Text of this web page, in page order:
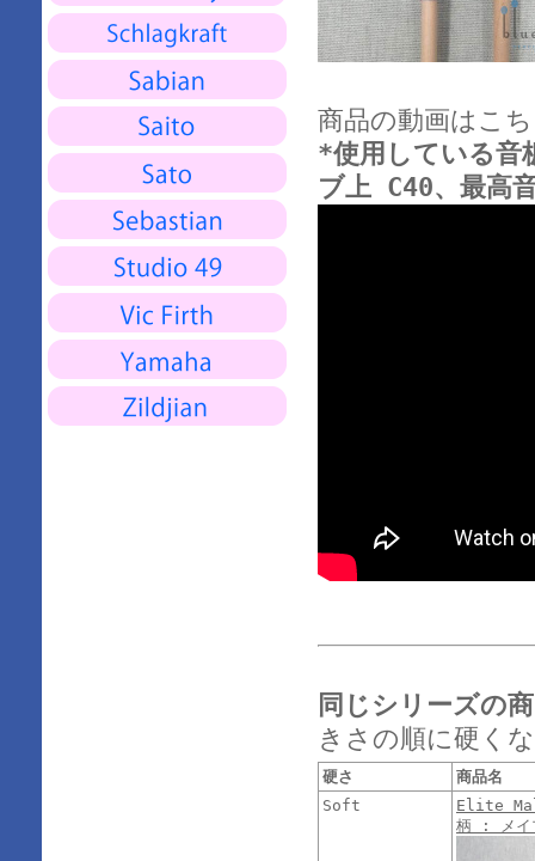
商品の動画はこ
*使用している
ブ上 C40、最高
同じシリーズの
きさの順に硬く
硬さ
商品名
Soft
Elite
柄 : メイ